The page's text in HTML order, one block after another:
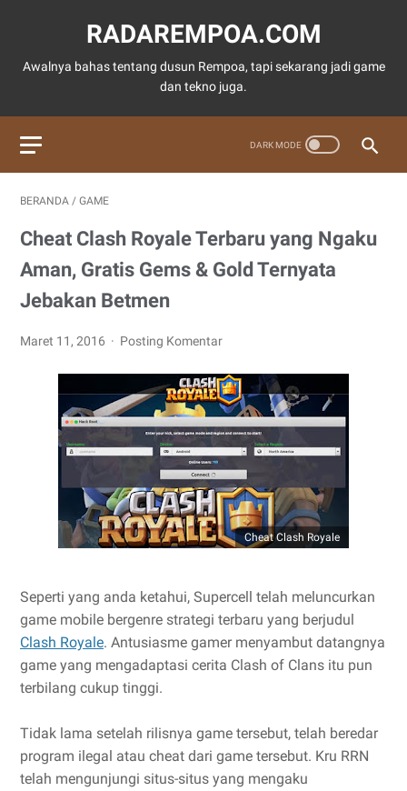
RADAREMPOA.COM
Awalnya bahas tentang dusun Rempoa, tapi sekarang jadi game
dan tekno juga.
BERANDA / GAME
Cheat Clash Royale Terbaru yang Ngaku
Aman, Gratis Gems & Gold Ternyata
Jebakan Betmen
Maret 11, 2016 Posting Komentar
Cheat Clash Royale
Seperti yang anda ketahui, Supercell telah meluncurkan
game mobile bergenre strategi terbaru yang berjudul
Clash Royale. Antusiasme gamer menyambut datangnya
game yang mengadaptasi cerita Clash of Clans itu pun
terbilang cukup tinggi.
Tidak lama setelah rilisnya game tersebut, telah beredar
program ilegal atau cheat dari game tersebut. Kru RRN
telah mengunjungi situs-situs yang mengaku